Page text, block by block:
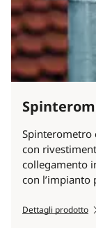
Spinterometro
con
collegamento
con l’impianto
Dettagli prodotto